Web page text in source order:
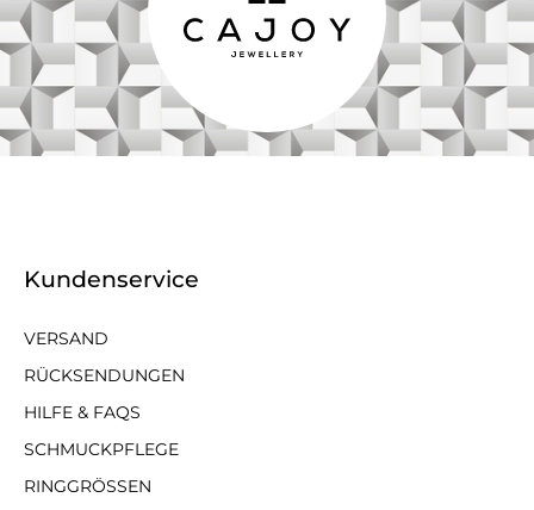
Kundenservice
VERSAND
RÜCKSENDUNGEN
HILFE & FAQS
SCHMUCKPFLEGE
RINGGRÖSSEN